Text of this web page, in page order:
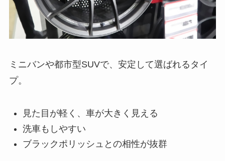
ミニバンや都市型SUVで、安定して選ばれるタイ
プ。
見た目が軽く、車が大きく見える
洗車もしやすい
ブラックポリッシュとの相性が抜群